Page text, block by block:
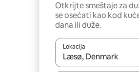
Otkrijte smeštaje za
se osećati kao kod
dana ili duže.
Lokacija
Kad su rezultati